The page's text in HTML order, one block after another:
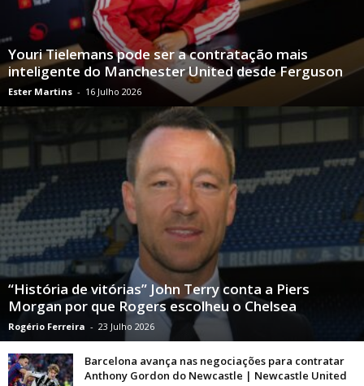
Youri Tielemans pode ser a contratação mais
inteligente do Manchester United desde Ferguson
Ester Martins - 16 Julho 2026
“História de vitórias” John Terry conta a Piers
Morgan por que Rogers escolheu o Chelsea
Rogério Ferreira - 23 Julho 2026
Barcelona avança nas negociações para contratar
Anthony Gordon do Newcastle | Newcastle United